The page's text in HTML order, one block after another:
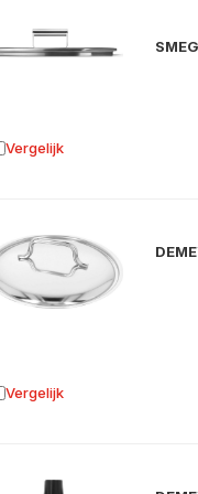
Vergelijk aan vergelijking
Vergelijk aan vergelijking